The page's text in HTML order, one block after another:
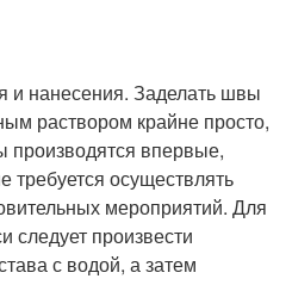
и нанесения. Заделать швы
раствором крайне просто,
производятся впервые,
требуется осуществлять
мероприятий. Для
следует произвести
с водой, а затем